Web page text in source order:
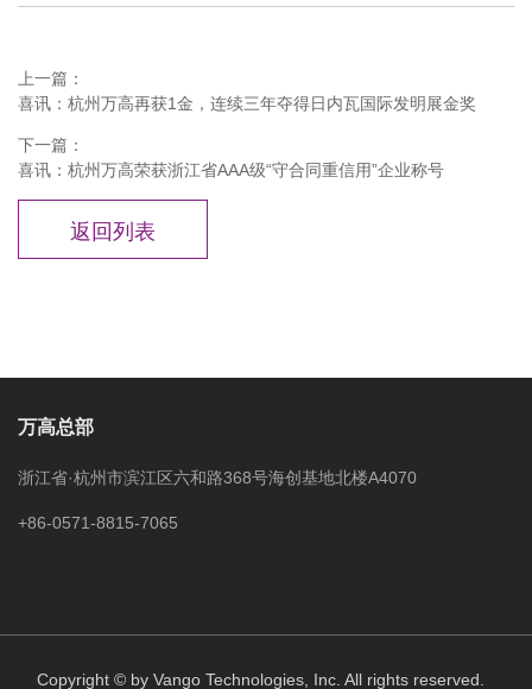
上一篇：
喜讯：杭州万高再获1金，连续三年夺得日内瓦国际发明展金奖
下一篇：
喜讯：杭州万高荣获浙江省AAA级“守合同重信用”企业称号
万高总部
浙江省·杭州市滨江区六和路368号海创基地北楼A4070
+86-0571-8815-7065
Copyright © by Vango Technologies, Inc. All rights reserved.